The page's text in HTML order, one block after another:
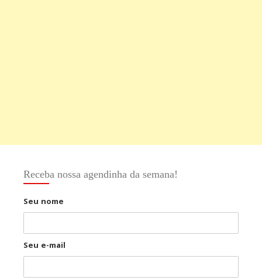
Receba nossa agendinha da semana!
Seu nome
Seu e-mail